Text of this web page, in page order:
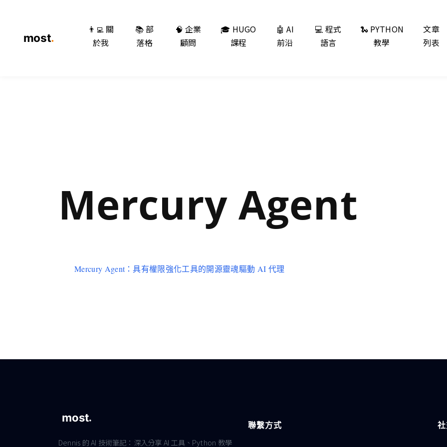
👨‍💻 關
於我
📚 部
落格
🧠 企業
顧問
🎓 HUGO
課程
🤖 AI
前沿
💻 程式
語言
🐍 PYTHON
教學
文章
列表
Mercury Agent
Mercury Agent：具有權限強化工具的開源靈魂驅動 AI 代理
Dennis 的 AI 技術筆記：深入分享 AI 工具、Python 教學
聯繫方式